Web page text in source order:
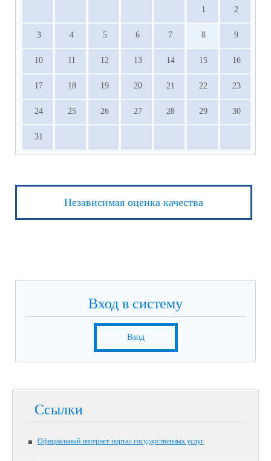
1 2
3 4 5 6 7 8 9
10 11 12 13 14 15 16
17 18 19 20 21 22 23
24 25 26 27 28 29 30
31
Независимая оценка качества
Вход в систему
Вход
Ссылки
Официальный интернет-портал государственных услуг